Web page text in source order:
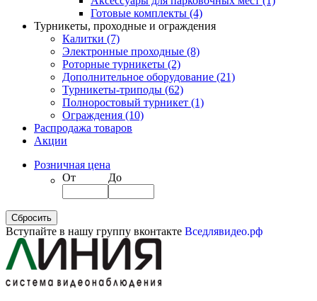
Готовые комплекты (4)
Турникеты, проходные и ограждения
Калитки (7)
Электронные проходные (8)
Роторные турникеты (2)
Дополнительное оборудование (21)
Турникеты-триподы (62)
Полноростовый турникет (1)
Ограждения (10)
Распродажа товаров
Акции
Розничная цена
От
До
Вступайте в нашу группу вконтакте Вседлявидео.рф